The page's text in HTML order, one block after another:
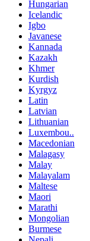
Hungarian
Icelandic
Igbo
Javanese
Kannada
Kazakh
Khmer
Kurdish
Kyrgyz
Latin
Latvian
Lithuanian
Luxembou..
Macedonian
Malagasy
Malay
Malayalam
Maltese
Maori
Marathi
Mongolian
Burmese